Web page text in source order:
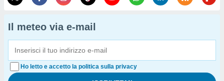
Il meteo via e-mail
Ho letto e accetto la politica sulla privacy